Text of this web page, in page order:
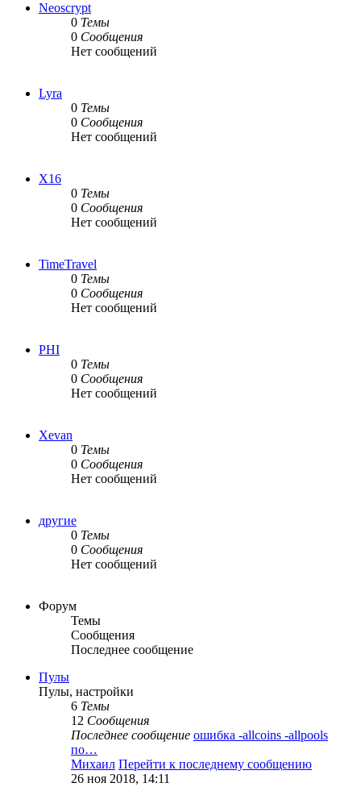
Neoscrypt
0 Темы
0 Сообщения
Нет сообщений
Lyra
0 Темы
0 Сообщения
Нет сообщений
X16
0 Темы
0 Сообщения
Нет сообщений
TimeTravel
0 Темы
0 Сообщения
Нет сообщений
PHI
0 Темы
0 Сообщения
Нет сообщений
Xevan
0 Темы
0 Сообщения
Нет сообщений
другие
0 Темы
0 Сообщения
Нет сообщений
Форум
Темы
Сообщения
Последнее сообщение
Пулы
Пулы, настройки
6 Темы
12 Сообщения
Последнее сообщение ошибка -allcoins -allpools
по…
Михаил Перейти к последнему сообщению
26 ноя 2018, 14:11